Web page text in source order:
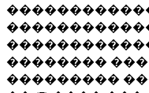
��������
���������